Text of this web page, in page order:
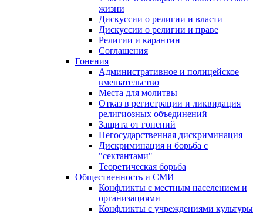
жизни
Дискуссии о религии и власти
Дискуссии о религии и праве
Религии и карантин
Соглашения
Гонения
Административное и полицейское
вмешательство
Места для молитвы
Отказ в регистрации и ликвидация
религиозных объединений
Защита от гонений
Негосударственная дискриминация
Дискриминация и борьба с
"сектантами"
Теоретическая борьба
Общественность и СМИ
Конфликты с местным населением и
организациями
Конфликты с учреждениями культуры